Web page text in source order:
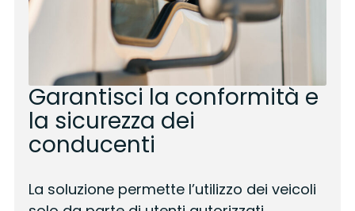
Garantisci la conformità e
la sicurezza dei
conducenti
La soluzione permette l’utilizzo dei veicoli